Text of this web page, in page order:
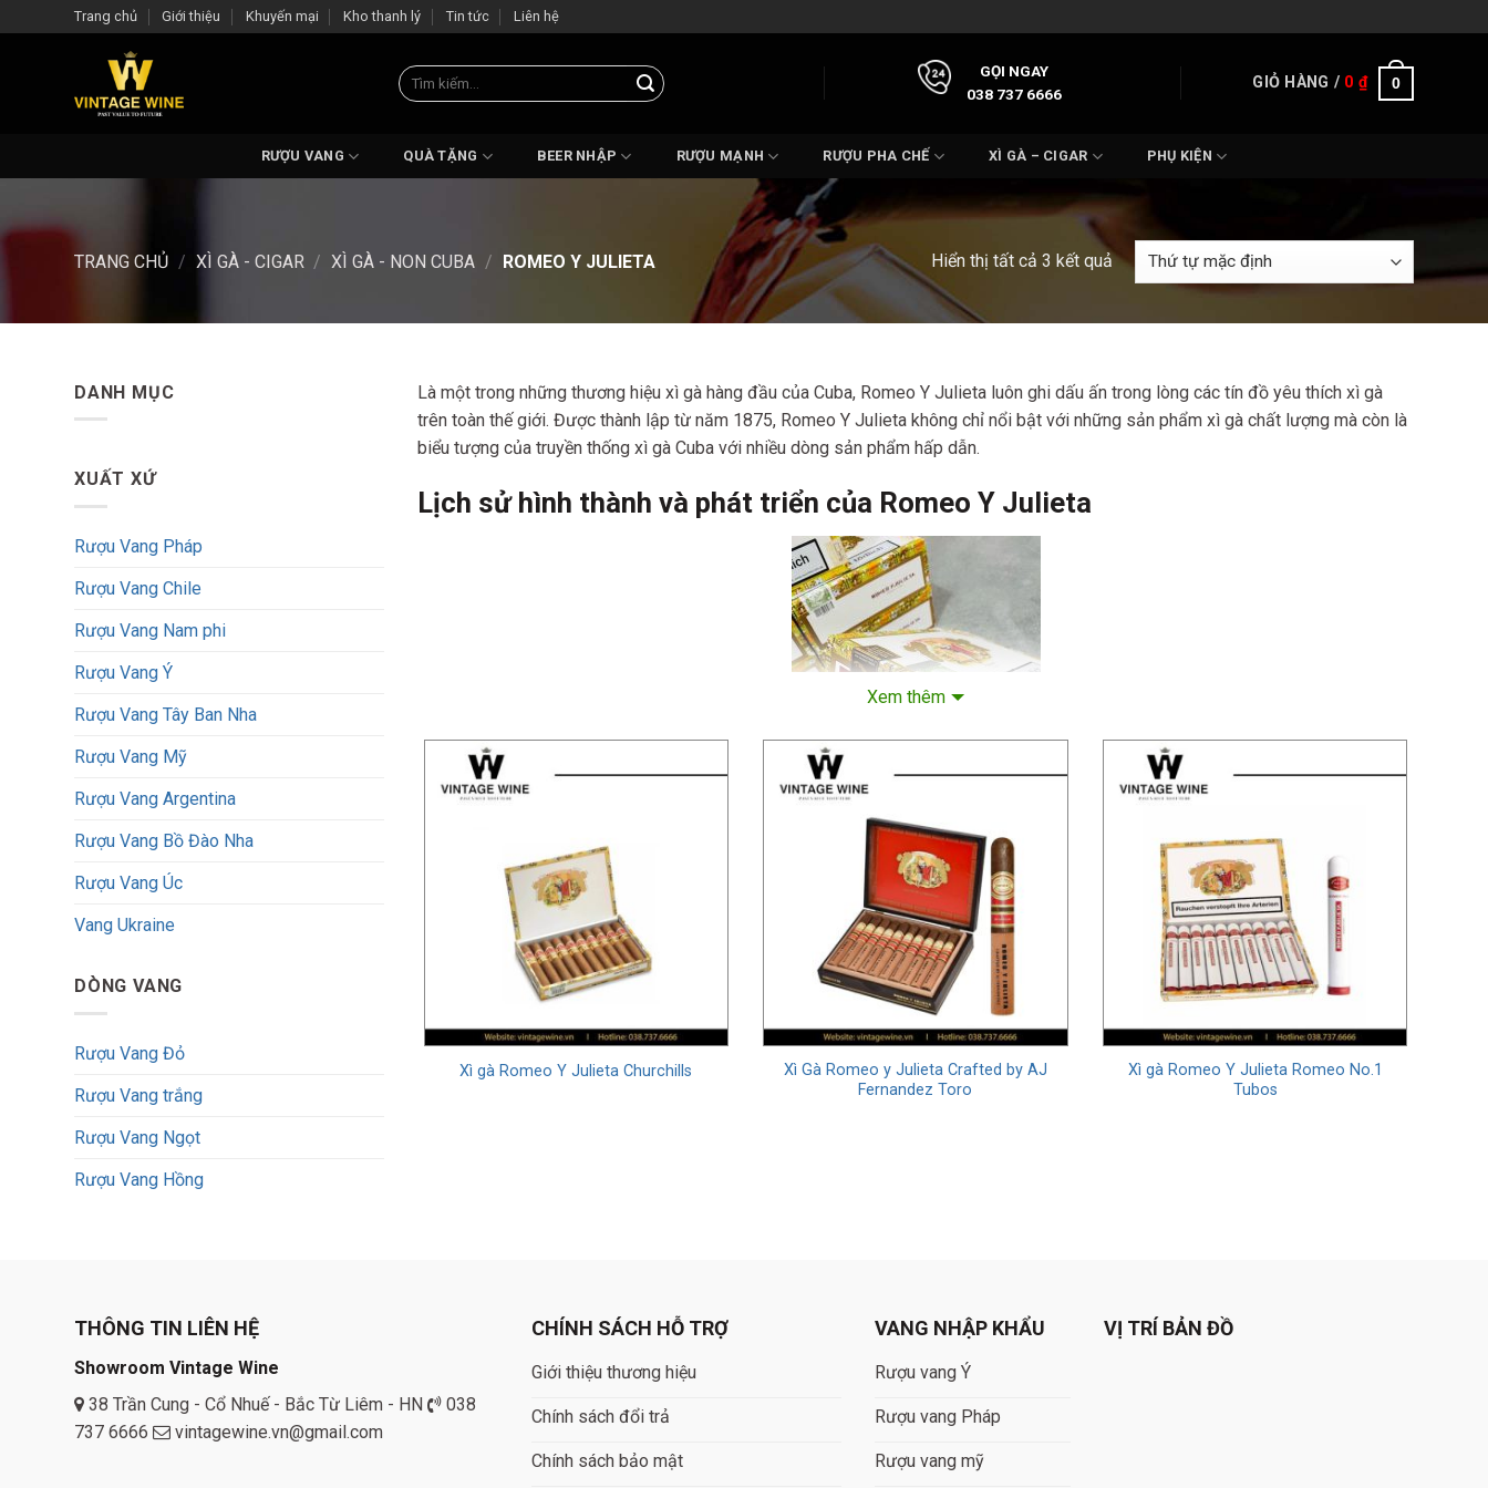
to
Trang chủ Giới thiệu Khuyến mại Kho thanh lý Tin tức Liên hệ
Tìm
kiếm:
GỌI NGAY
038 737 6666
GIỎ HÀNG / 0₫ 0
RƯỢU VANG QUÀ TẶNG BEER NHẬP RƯỢU MẠNH RƯỢU PHA CHẾ XÌ GÀ – CIGAR PHỤ KIỆN
TRANG CHỦ / XÌ GÀ - CIGAR / XÌ GÀ - NON CUBA / ROMEO Y JULIETA Hiển thị tất cả 3 kết quả
DANH MỤC
XUẤT XỨ
Rượu Vang Pháp
Rượu Vang Chile
Rượu Vang Nam phi
Rượu Vang Ý
Rượu Vang Tây Ban Nha
Rượu Vang Mỹ
Rượu Vang Argentina
Rượu Vang Bồ Đào Nha
Rượu Vang Úc
Vang Ukraine
DÒNG VANG
Rượu Vang Đỏ
Rượu Vang trắng
Rượu Vang Ngọt
Rượu Vang Hồng
Là một trong những thương hiệu xì gà hàng đầu của Cuba, Romeo Y Julieta luôn ghi dấu ấn trong lòng các tín đồ yêu thích xì gà
trên toàn thế giới. Được thành lập từ năm 1875, Romeo Y Julieta không chỉ nổi bật với những sản phẩm xì gà chất lượng mà còn là
biểu tượng của truyền thống xì gà Cuba với nhiều dòng sản phẩm hấp dẫn.
Lịch sử hình thành và phát triển của Romeo Y Julieta
Romeo Y Julieta được thành lập bởi Don Inocencio Alvarez và Don Jose Manin Garcia vào năm 1875 tại La Habana, Cuba. Tên
thương hiệu này lấy cảm hứng từ vở kịch nổi tiếng “Romeo và Juliet” của nhà văn William Shakespeare, thể hiện tình yêu đắm say
giữa hai nhân vật chính.
Thương hiệu Romeo Y Julieta bắt đầu phát triển mạnh mẽ sau khi Don Pepin Rodriguez Fernandez tiếp quản vào năm 1903. Ông
đã không ngừng mở rộng thị trường và quảng bá thương hiệu này ra toàn thế giới. Ngày nay, Romeo Y Julieta trở thành một trong
những thương hiệu xì gà nổi tiếng nhất, không chỉ ở Cuba mà còn trên toàn thế giới.
Xem thêm
Xì gà Romeo Y Julieta Churchills
Xì Gà Romeo y Julieta Crafted by AJ
Fernandez Toro
Xì gà Romeo Y Julieta Romeo No.1
Tubos
THÔNG TIN LIÊN HỆ
Showroom Vintage Wine
38 Trần Cung - Cổ Nhuế - Bắc Từ Liêm - HN
038
737 6666
vintagewine.vn@gmail.com
CHÍNH SÁCH HỖ TRỢ
Giới thiệu thương hiệu
Chính sách đổi trả
Chính sách bảo mật
VANG NHẬP KHẨU
Rượu vang Ý
Rượu vang Pháp
Rượu vang mỹ
VỊ TRÍ BẢN ĐỒ